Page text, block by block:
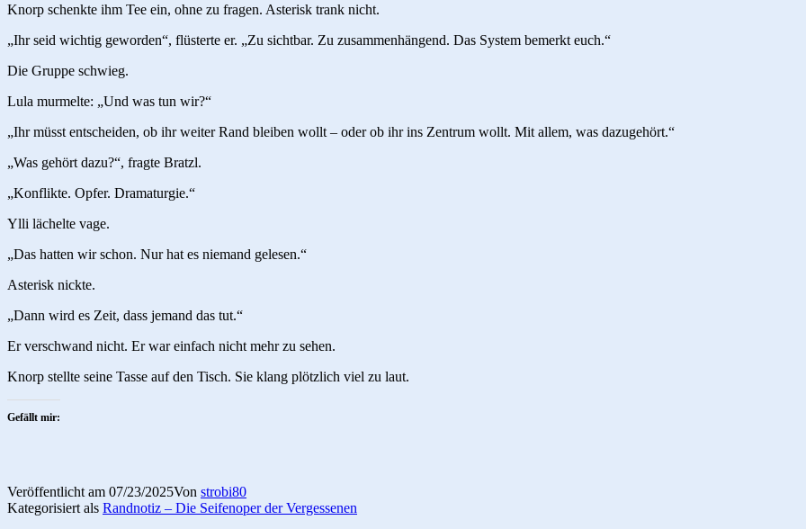
Knorp schenkte ihm Tee ein, ohne zu fragen. Asterisk trank nicht.
„Ihr seid wichtig geworden“, flüsterte er. „Zu sichtbar. Zu zusammenhängend. Das System bemerkt euch.“
Die Gruppe schwieg.
Lula murmelte: „Und was tun wir?“
„Ihr müsst entscheiden, ob ihr weiter Rand bleiben wollt – oder ob ihr ins Zentrum wollt. Mit allem, was dazugehört.“
„Was gehört dazu?“, fragte Bratzl.
„Konflikte. Opfer. Dramaturgie.“
Ylli lächelte vage.
„Das hatten wir schon. Nur hat es niemand gelesen.“
Asterisk nickte.
„Dann wird es Zeit, dass jemand das tut.“
Er verschwand nicht. Er war einfach nicht mehr zu sehen.
Knorp stellte seine Tasse auf den Tisch. Sie klang plötzlich viel zu laut.
Gefällt mir:
Veröffentlicht am 07/23/2025Von strobi80
Kategorisiert als Randnotiz – Die Seifenoper der Vergessenen